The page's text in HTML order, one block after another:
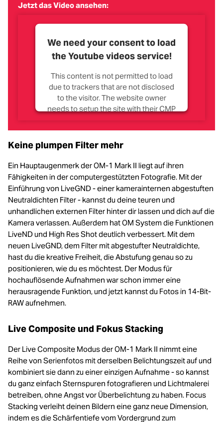
Jetzt das Video ansehen:
We need your consent to load
the Youtube videos service!
This content is not permitted to load
due to trackers that are not disclosed
to the visitor. The website owner
needs to setup the site with their CMP
technologies used.
Powered by Usercentrics Consent
Keine plumpen Filter mehr
Ein Hauptaugenmerk der OM‑1 Mark II liegt auf ihren
Fähigkeiten in der computergestützten Fotografie. Mit der
Einführung von LiveGND - einer kamerainternen abgestuften
Neutraldichten Filter - kannst du deine teuren und
unhandlichen externen Filter hinter dir lassen und dich auf die
Kamera verlassen. Außerdem hat OM System die Funktionen
LiveND und High Res Shot deutlich verbessert. Mit dem
neuen LiveGND, dem Filter mit abgestufter Neutraldichte,
hast du die kreative Freiheit, die Abstufung genau so zu
positionieren, wie du es möchtest. Der Modus für
hochauflösende Aufnahmen war schon immer eine
herausragende Funktion, und jetzt kannst du Fotos in 14-Bit-
RAW aufnehmen.
Live Composite und Fokus Stacking
Der Live Composite Modus der OM‑1 Mark II nimmt eine
Reihe von Serienfotos mit derselben Belichtungszeit auf und
kombiniert sie dann zu einer einzigen Aufnahme - so kannst
du ganz einfach Sternspuren fotografieren und Lichtmalerei
betreiben, ohne Angst vor Überbelichtung zu haben. Focus
Stacking verleiht deinen Bildern eine ganz neue Dimension,
indem es die Schärfentiefe vom Vordergrund zum